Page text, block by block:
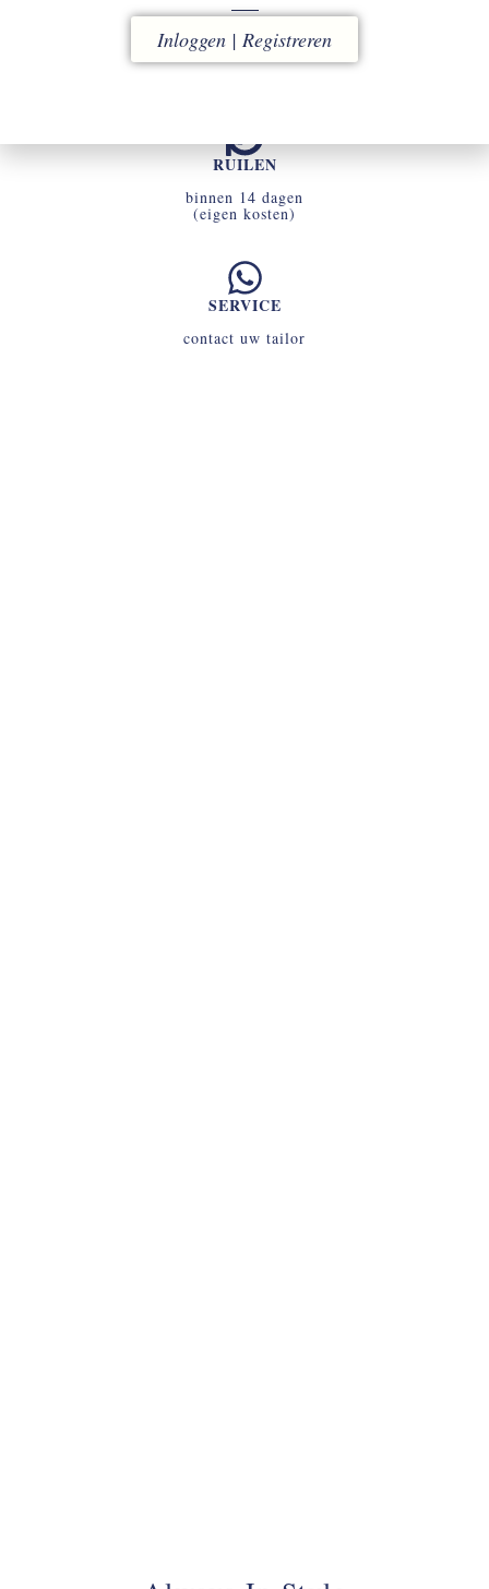
ACCOUNT
uw omgeving voor snel en eenvoudig bestellen
RUILEN
binnen 14 dagen
(eigen kosten)
SERVICE
contact uw tailor
Inloggen | Registreren